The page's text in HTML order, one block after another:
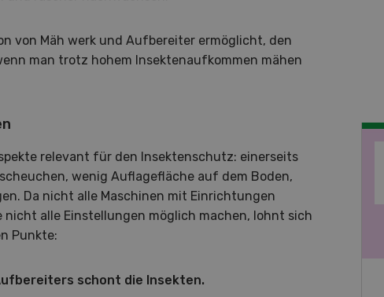
von Mäh werk und Aufbereiter ermöglicht, den
man trotz hohem Insektenaufkommen mähen
relevant für den Insektenschutz: einerseits
wenig Auflagefläche auf dem Boden,
Da nicht alle Maschinen mit Einrichtungen
alle Einstellungen möglich machen, lohnt sich
Punkte:
schont die Insekten.
SEP
10-11